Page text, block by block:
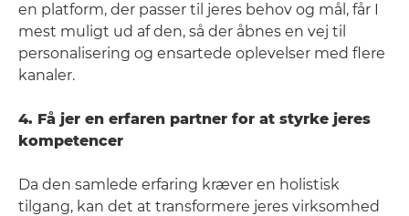
en platform, der passer til jeres behov og mål, får I
mest muligt ud af den, så der åbnes en vej til
personalisering og ensartede oplevelser med flere
kanaler.
4. Få jer en erfaren partner for at styrke jeres
kompetencer
Da den samlede erfaring kræver en holistisk
tilgang, kan det at transformere jeres virksomhed